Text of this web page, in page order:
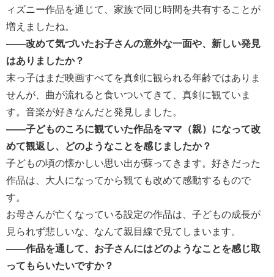
ィズニー作品を通じて、家族で同じ時間を共有することが
増えましたね。
――改めて気づいたお子さんの意外な一面や、新しい発見
はありましたか？
末っ子はまだ映画すべてを真剣に観られる年齢ではありま
せんが、曲が流れると食いついてきて、真剣に観ていま
す。音楽が好きなんだと発見しました。
――子どものころに観ていた作品をママ（親）になって改
めて観返し、どのようなことを感じましたか？
子どもの頃の懐かしい思い出が蘇ってきます。好きだった
作品は、大人になってから観ても改めて感動するもので
す。
お母さんが亡くなっている設定の作品は、子どもの成長が
見られず悲しいな、なんて親目線で見てしまいます。
――作品を通して、お子さんにはどのようなことを感じ取
ってもらいたいですか？